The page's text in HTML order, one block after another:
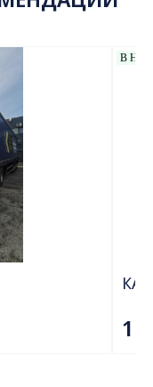
КАМАЗ (sftp)
Евро-5
дизельное топливо